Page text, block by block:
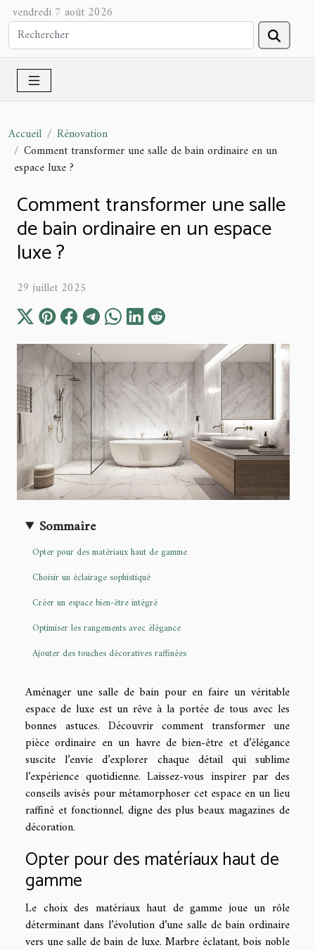
vendredi 7 août 2026
Accueil
Rénovation
Comment transformer une salle de bain ordinaire en un
espace luxe ?
Comment transformer une salle
de bain ordinaire en un espace
luxe ?
29 juillet 2025
Sommaire
Opter pour des matériaux haut de gamme
Choisir un éclairage sophistiqué
Créer un espace bien-être intégré
Optimiser les rangements avec élégance
Ajouter des touches décoratives raffinées
Aménager une salle de bain pour en faire un véritable
espace de luxe est un rêve à la portée de tous avec les
bonnes astuces. Découvrir comment transformer une
pièce ordinaire en un havre de bien-être et d’élégance
suscite l’envie d’explorer chaque détail qui sublime
l’expérience quotidienne. Laissez-vous inspirer par des
conseils avisés pour métamorphoser cet espace en un lieu
raffiné et fonctionnel, digne des plus beaux magazines de
décoration.
Opter pour des matériaux haut de
gamme
Le choix des matériaux haut de gamme joue un rôle
déterminant dans l’évolution d’une salle de bain ordinaire
vers une salle de bain de luxe. Marbre éclatant, bois noble